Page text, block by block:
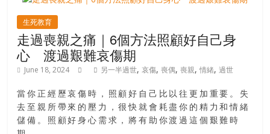
生死教育
走過喪親之痛｜6個方法照顧好自己身
心 渡過艱難哀傷期
June 18, 2024 另一半過世,哀傷,喪偶,喪親,情緒, 過世
當你正經歷哀傷時，照顧好自己比以往更加重要。失
去至親所帶來的壓力，很快就會耗盡你的精力和情緒
儲備。照顧好身心需求，將有助你渡過這個艱難時